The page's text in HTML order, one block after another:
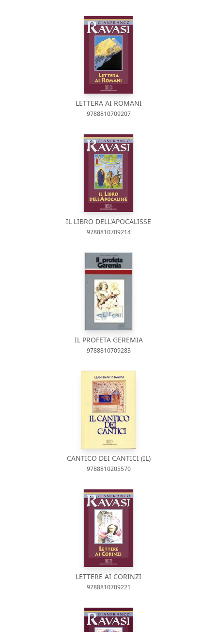
LETTERA AI ROMANI
9788810709207
IL LIBRO DELL'APOCALISSE
9788810709214
IL PROFETA GEREMIA
9788810709283
CANTICO DEI CANTICI (IL)
9788810205570
LETTERE AI CORINZI
9788810709221